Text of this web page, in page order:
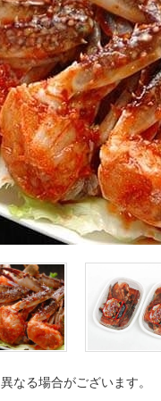
なる場合がございます。